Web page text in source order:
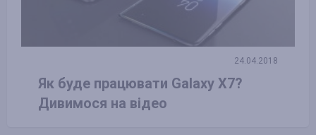
24.04.2018
Як буде працювати Galaxy X7?
Дивимося на відео